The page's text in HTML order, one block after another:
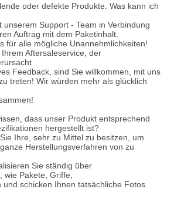
oder defekte Produkte. Was kann ich
unserem Support - Team in Verbindung
Auftrag mit dem Paketinhalt.
für alle mögliche Unannehmlichkeiten!
Aftersaleservice, der
Feedback, sind Sie willkommen, mit uns
treten! Wir würden mehr als glücklich
dass unser Produkt entsprechend
hergestellt ist?
Ihre, sehr zu Mittel zu besitzen, um
Herstellungsverfahren von zu
Sie ständig über
wie Pakete, Griffe,
und schicken Ihnen tatsächliche Fotos